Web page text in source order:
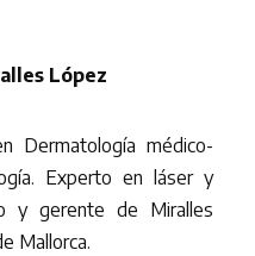
López
Dermatología médico-
Experto en láser y
y gerente de Miralles
Mallorca.